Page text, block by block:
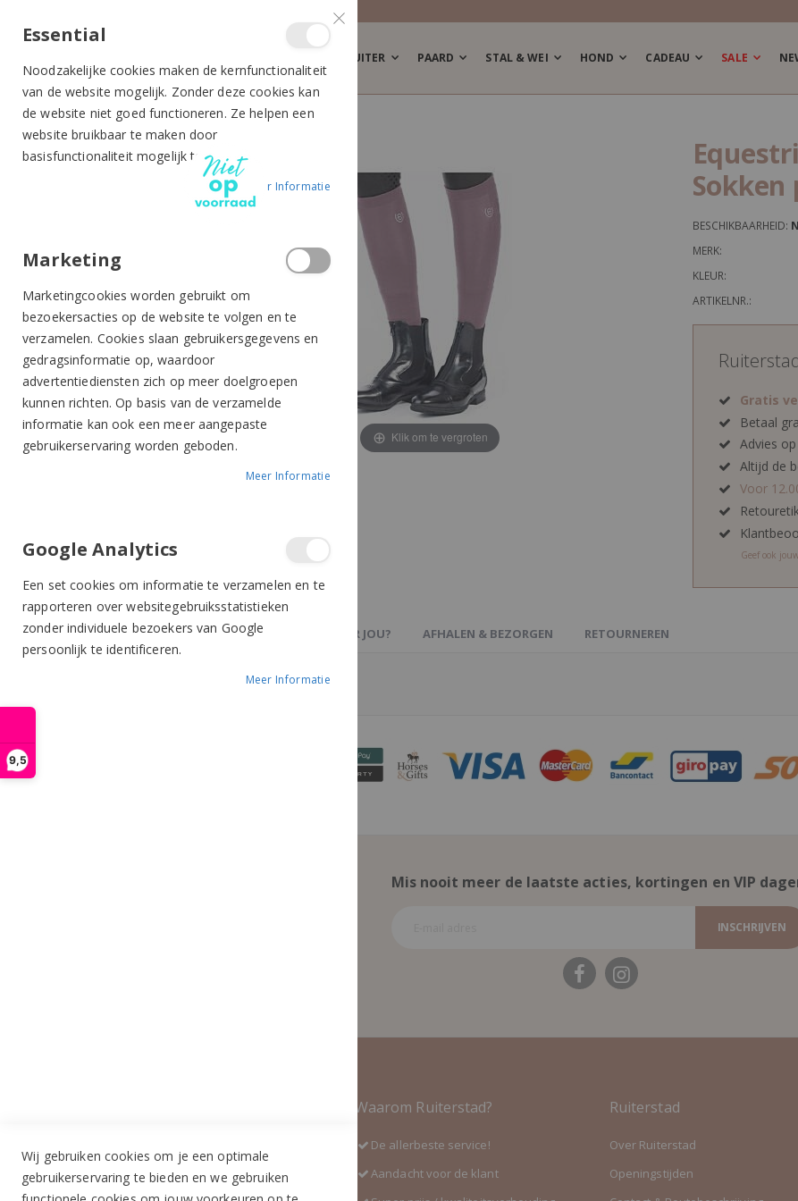
9,5
RUITER PAARD STAL & WEI HOND CADEAU SALE
EQUESTRIAN STOCKHOLM SOKKEN PINK
de
afbeeldingen-
gallerij
de
afbeeldingen-
gallerij
Klik om te vergroten
Sokken
BESCHIKBAARHEID:
MERK:
KLEUR:
ARTIKELNR.:
Gratis
Betaal
Advies
Altijd de
Voor
Geef ook
PRODUCTBESCHRIJVING OOK IETS VOOR JOU? AFHALEN & BEZORGEN RETOURNEREN
Mis nooit meer de laatste acties, kortingen en VIP
INSCHRIJVEN
Industrieweg 3 GH
5688 DP Oirschot
Waarom Ruiterstad?
De allerbeste service!
Aandacht voor de klant
Ruiterstad
Over Ruiterstad
Openingstijden
Essential
Noodzakelijke cookies maken de kernfunctionaliteit
van de website mogelijk. Zonder deze cookies kan
de website niet goed functioneren. Ze helpen een
website bruikbaar te maken door
basisfunctionaliteit mogelijk te maken.
Meer Informatie
Marketing
Marketingcookies worden gebruikt om
bezoekersacties op de website te volgen en te
verzamelen. Cookies slaan gebruikersgegevens en
gedragsinformatie op, waardoor
advertentiediensten zich op meer doelgroepen
kunnen richten. Op basis van de verzamelde
informatie kan ook een meer aangepaste
gebruikerservaring worden geboden.
Meer Informatie
Google Analytics
Een set cookies om informatie te verzamelen en te
rapporteren over websitegebruiksstatistieken
zonder individuele bezoekers van Google
persoonlijk te identificeren.
Meer Informatie
Wij gebruiken cookies om je een optimale
gebruikerservaring te bieden en we gebruiken